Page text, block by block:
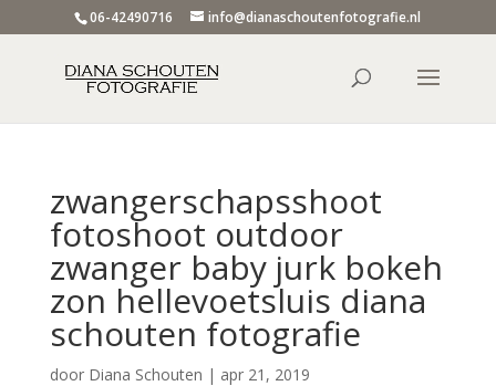
06-42490716 info@dianaschoutenfotografie.nl
zwangerschapsshoot
fotoshoot outdoor
zwanger baby jurk bokeh
zon hellevoetsluis diana
schouten fotografie
door Diana Schouten | apr 21, 2019